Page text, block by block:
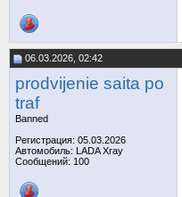
06.03.2026, 02:42
prodvijenie saita po
traf
Banned
Регистрация: 05.03.2026
Автомобиль: LADA Xray
Сообщений: 100